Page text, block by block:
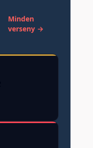
Minden
verseny →